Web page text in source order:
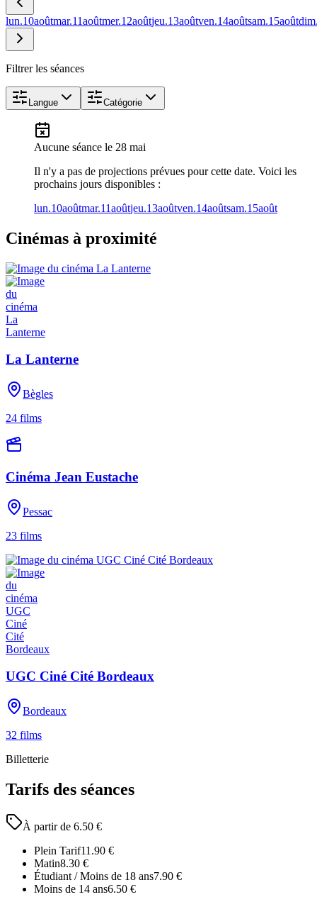
lun.10aoûtmar.11aoûtmer.12aoûtjeu.13aoûtven.14aoûtsam.15août
Filtrer les séances
Langue Catégorie
Aucune séance le 28 mai
Il n'y a pas de projections prévues pour cette date. Voici les
prochains jours disponibles :
lun.10aoûtmar.11aoûtjeu.13aoûtven.14aoûtsam.15août
Cinémas à proximité
La Lanterne
Bègles
24 films
Cinéma Jean Eustache
Pessac
23 films
UGC Ciné Cité Bordeaux
Bordeaux
32 films
Billetterie
Tarifs des séances
À partir de 6.50 €
Plein Tarif11.90 €
Matin8.30 €
Étudiant / Moins de 18 ans7.90 €
Moins de 14 ans6.50 €